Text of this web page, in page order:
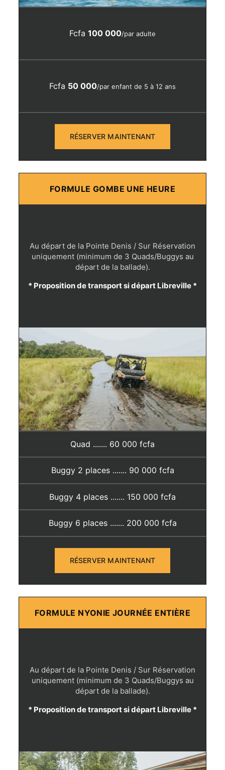
Fcfa 100 000/par adulte
Fcfa 50 000/par enfant de 5 à 12 ans
RÉSERVER MAINTENANT
FORMULE GOMBE UNE HEURE
Au départ de la Pointe Denis / Sur Réservation
uniquement (minimum de 3 Quads/Buggys au
départ de la ballade).
* Proposition de transport si départ Libreville *
Quad ....... 60 000 fcfa
Buggy 2 places ....... 90 000 fcfa
Buggy 4 places ....... 150 000 fcfa
Buggy 6 places ....... 200 000 fcfa
RÉSERVER MAINTENANT
FORMULE NYONIE JOURNÉE ENTIÈRE
Au départ de la Pointe Denis / Sur Réservation
uniquement (minimum de 3 Quads/Buggys au
départ de la ballade).
* Proposition de transport si départ Libreville *